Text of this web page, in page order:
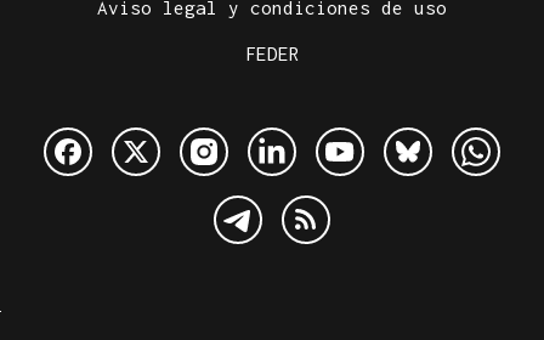
Aviso legal y condiciones de uso
FEDER